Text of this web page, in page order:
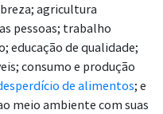
agricultura
pessoas; trabalho
educação de qualidade;
consumo e produção
de alimentos; e
meio ambiente com suas